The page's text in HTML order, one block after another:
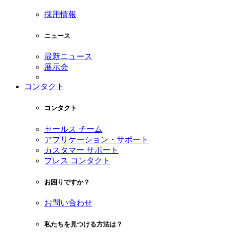
採用情報
ニュース
最新ニュース
展示会
コンタクト
コンタクト
セールス チーム
アプリケーション・サポート
カスタマー サポート
プレス コンタクト
お困りですか？
お問い合わせ
私たちを見つける方法は？